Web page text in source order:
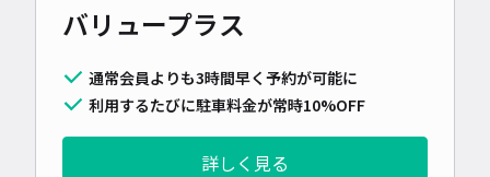
バリュープラス
通常会員よりも3時間早く予約が可能に
利用するたびに駐車料金が常時10%OFF
詳しく見る